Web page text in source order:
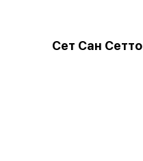
Сет Сан Сетто